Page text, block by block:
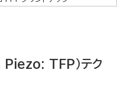
TFP）テク